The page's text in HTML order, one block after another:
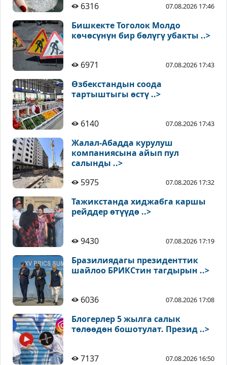
6316 07.08.2026 17:46
Бишкекте Тоголок Молдо
көчөсүнүн бир бөлүгү убакты ..>
6971 07.08.2026 17:43
Өзбекстандын соода
тартыштыгы өстү ..>
6140 07.08.2026 17:43
Жалал-Абадда курулуш
компаниясына айып пул
салынды ..>
5975
07.08.2026 17:32
Тажикстанда хиджабга каршы
рейддер өтүүдө ..>
9430 07.08.2026 17:19
Бразилиядагы президенттик
шайлоо БРИКСтин тагдырын ..>
6036 07.08.2026 17:08
Блогерлер 5 жылга салык
төлөөдөн бошотулат. Презид ..>
7137 07.08.2026 16:50